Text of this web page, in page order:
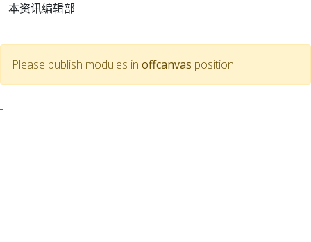
本资讯编辑部
Please publish modules in offcanvas position.